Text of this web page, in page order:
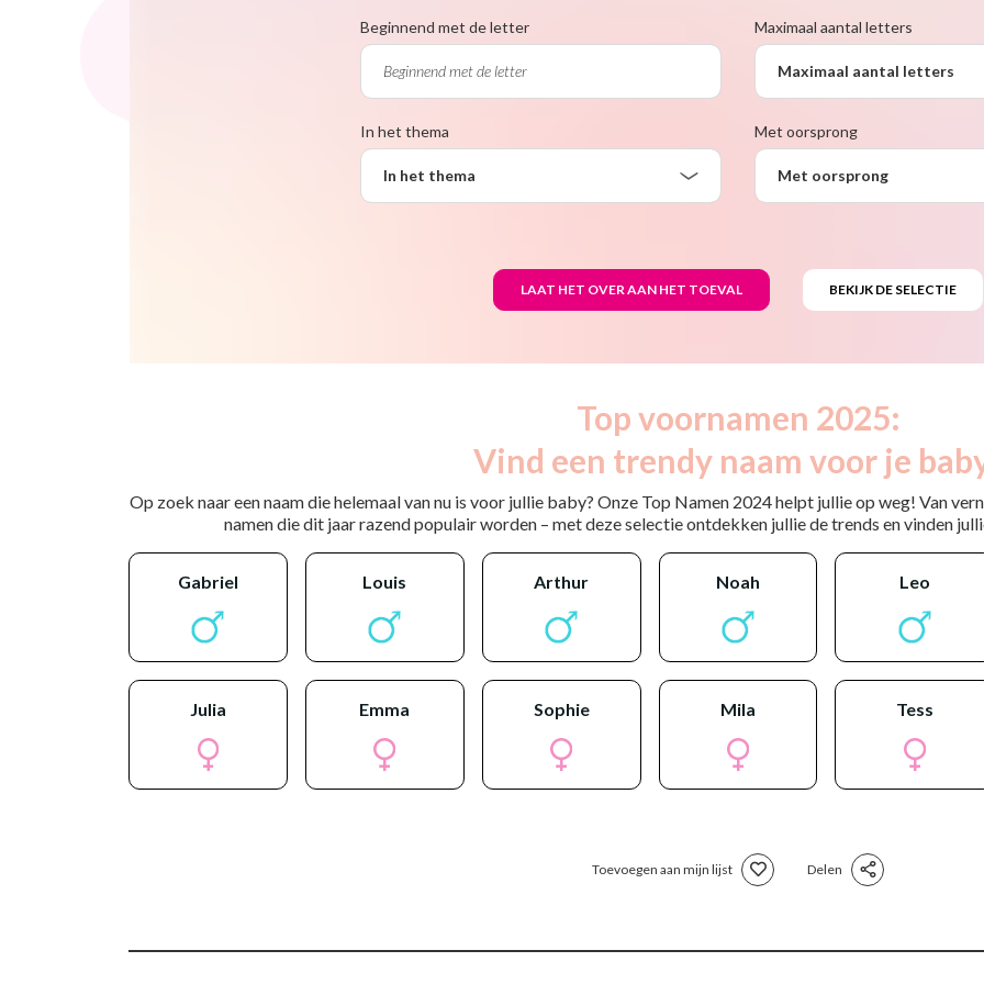
Beginnend met de letter Maximaal aantal letters
Maximaal aantal letters
In het thema
In het thema
Met oorsprong
Met oorsprong
Top voornamen 2025:
Vind een trendy naam voor je
Op zoek naar een naam die helemaal van nu is voor jullie baby? Onze Top Namen 2024 helpt jullie op weg! Van
namen die dit jaar razend populair worden – met deze selectie ontdekken jullie de trends en vinden
gabriel louis arthur noah leo
julia emma sophie mila tess
Toevoegen aan mijn lijst Delen